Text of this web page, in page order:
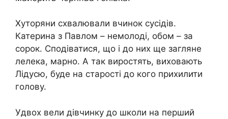
Хуторяни схвалювали вчинок сусідів.
Катерина з Павлом – немолоді, обом – за
сорок. Сподіватися, що і до них ще загляне
лелека, марно. А так виростять, виховають
Лідусю, буде на старості до кого прихилити
голову.
Удвох вели дівчинку до школи на перший